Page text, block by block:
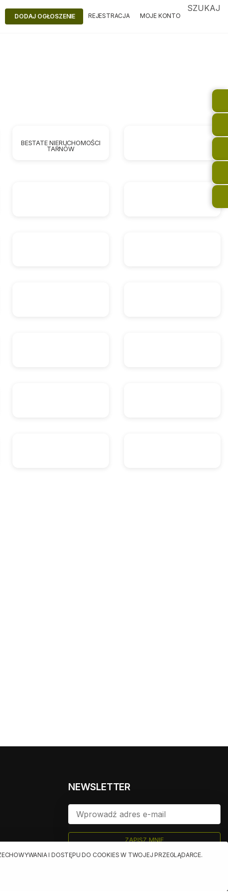
DODAJ OGŁOSZENIE REJESTRACJA MOJE KONTO
SZUKAJ
BESTATE NIERUCHOMOŚCI
TARNÓW
NEWSLETTER
ZAPISZ MNIE
I DOSTĘPU DO COOKIES W TWOJEJ PRZEGLĄDARCE.